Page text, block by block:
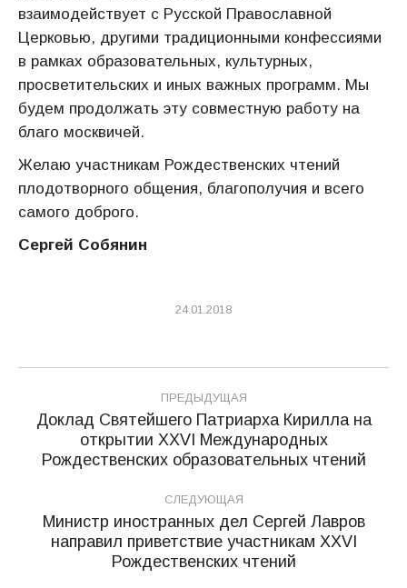
взаимодействует с Русской Православной
Церковью, другими традиционными конфессиями
в рамках образовательных, культурных,
просветительских и иных важных программ. Мы
будем продолжать эту совместную работу на
благо москвичей.
Желаю участникам Рождественских чтений
плодотворного общения, благополучия и всего
самого доброго.
Сергей Собянин
24.01.2018
Навигация
по
записям
ПРЕДЫДУЩАЯ
Предыдущая
запись:
Доклад Святейшего Патриарха Кирилла на
открытии XXVI Международных
Рождественских образовательных чтений
СЛЕДУЮЩАЯ
Следующая
запись:
Министр иностранных дел Сергей Лавров
направил приветствие участникам XXVI
Рождественских чтений